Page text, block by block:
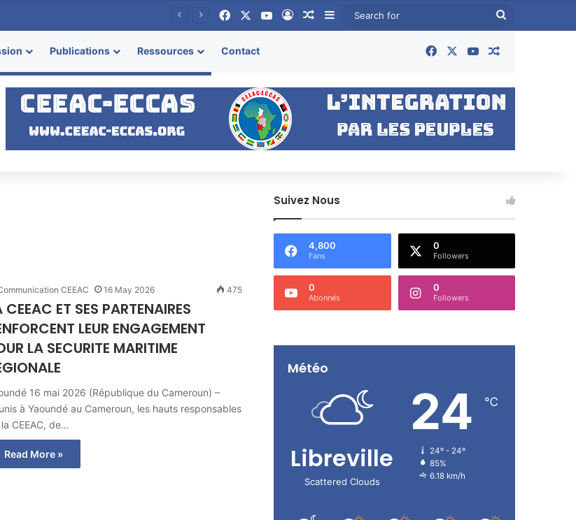
FacebookYouTubeLog InRandom Article
Sidebar
Publications Ressources Contact FacebookYouTube
CEEAC 16 May 2026 475
CEEAC ET SES PARTENAIRES
LEUR ENGAGEMENT
LA SECURITE MARITIME
16 mai 2026 (République du Cameroun) –
à Yaoundé au Cameroun, les hauts responsables
CEEAC, de…
Read More »
Suivez Nous
4,800
Fans
0
Followers
0
Abonnés
0
Followers
Météo
Libreville
Scattered Clouds
24 ℃
24º - 24º
85%
6.18 km/h